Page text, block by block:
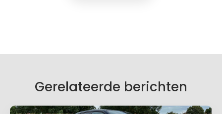
Je e-mailadres wordt niet gepubliceerd.
Gerelateerde berichten